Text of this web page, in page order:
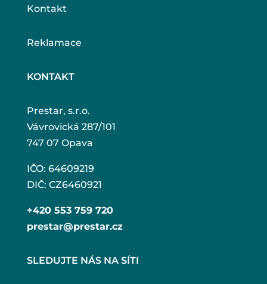
Kontakt
Reklamace
KONTAKT
Prestar, s.r.o.
Vávrovická 287/101
747 07 Opava
IČO: 64609219
DIČ: CZ6460921
+420 553 759 720
prestar@prestar.cz
SLEDUJTE NÁS NA SÍTI